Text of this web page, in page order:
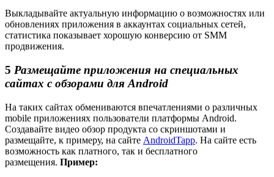
Выкладывайте актуальную информацию о возможностях или
обновлениях приложения в аккаунтах социальных сетей,
статистика показывает хорошую конверсию от SMM
продвижения.
5 Размещайте приложения на специальных
сайтах с обзорами для Android
На таких сайтах обмениваются впечатлениями о различных
mobile приложениях пользователи платформы Android.
Создавайте видео обзор продукта со скриншотами и
размещайте, к примеру, на сайте AndroidTapp. На сайте есть
возможность как платного, так и бесплатного
размещения. Пример: